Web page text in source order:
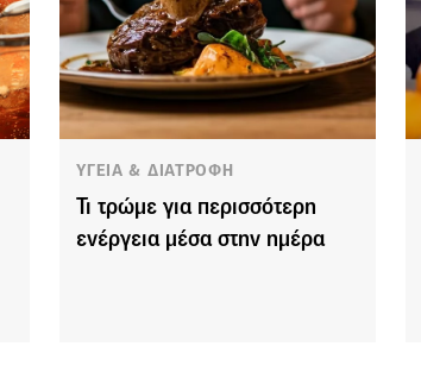
ΥΓΕΙΑ & ΔΙΑΤΡΟΦΗ
Τι τρώμε για περισσότερη
ενέργεια μέσα στην ημέρα